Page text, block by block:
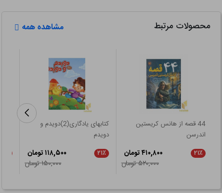
محصولات مرتبط مشاهده همه
44 قصه از هانس کریستین
اندرسن
۲۱٪
۴۱۰,۸۰۰ تومان
۵۲۰,۰۰۰ تومان
کتابهای یادگاری(2)دویدم و
دویدم
۲۱٪
۱۱۸,۵۰۰ تومان
۱۵۰,۰۰۰ تومان